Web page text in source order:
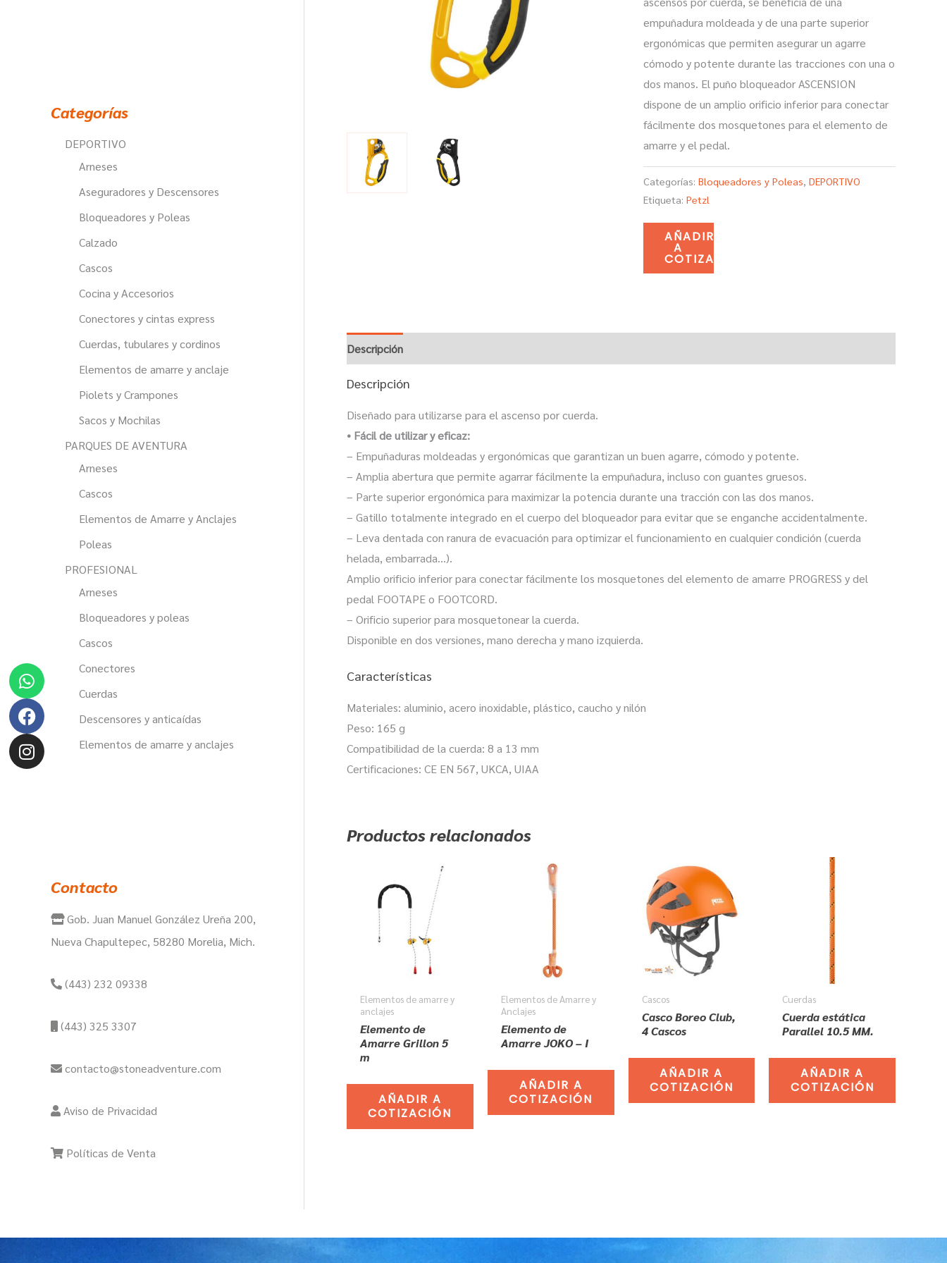
Whatsapp
Facebook
Instagram
Categorías
DEPORTIVO
Arneses
Aseguradores y Descensores
Bloqueadores y Poleas
Calzado
Cascos
Cocina y Accesorios
Conectores y cintas express
Cuerdas, tubulares y cordinos
Elementos de amarre y anclaje
Piolets y Crampones
Sacos y Mochilas
PARQUES DE AVENTURA
Arneses
Cascos
Elementos de Amarre y Anclajes
Poleas
PROFESIONAL
Arneses
Bloqueadores y poleas
Cascos
Conectores
Cuerdas
Descensores y anticaídas
Elementos de amarre y anclajes
Contacto
Gob. Juan Manuel González Ureña 200,
Nueva Chapultepec, 58280 Morelia, Mich.
(443) 232 09338
(443) 325 3307
contacto@stoneadventure.com
Aviso de Privacidad
Políticas de Venta
empuñadura moldeada y de una parte superior
ergonómicas que permiten asegurar un agarre
cómodo y potente durante las tracciones con una o
dos manos. El puño bloqueador ASCENSION
dispone de un amplio orificio inferior para conectar
fácilmente dos mosquetones para el elemento de
amarre y el pedal.
Categorías: Bloqueadores y Poleas, DEPORTIVO
Etiqueta: Petzl
AÑADIR
A
COTIZACIÓN
Descripción
Descripción
Diseñado para utilizarse para el ascenso por cuerda.
• Fácil de utilizar y eficaz:
– Empuñaduras moldeadas y ergonómicas que garantizan un buen agarre, cómodo y potente.
– Amplia abertura que permite agarrar fácilmente la empuñadura, incluso con guantes gruesos.
– Parte superior ergonómica para maximizar la potencia durante una tracción con las dos manos.
– Gatillo totalmente integrado en el cuerpo del bloqueador para evitar que se enganche accidentalmente.
– Leva dentada con ranura de evacuación para optimizar el funcionamiento en cualquier condición (cuerda
helada, embarrada…).
Amplio orificio inferior para conectar fácilmente los mosquetones del elemento de amarre PROGRESS y del
pedal FOOTAPE o FOOTCORD.
– Orificio superior para mosquetonear la cuerda.
Disponible en dos versiones, mano derecha y mano izquierda.
Características
Materiales: aluminio, acero inoxidable, plástico, caucho y nilón
Peso: 165 g
Compatibilidad de la cuerda: 8 a 13 mm
Certificaciones: CE EN 567, UKCA, UIAA
Productos relacionados
Elementos de amarre y
anclajes
Elemento de
Amarre Grillon 5
m
AÑADIR A
COTIZACIÓN
Elementos de Amarre y
Anclajes
Elemento de
Amarre JOKO – I
AÑADIR A
COTIZACIÓN
Cascos
Casco Boreo Club,
4 Cascos
AÑADIR A
COTIZACIÓN
Cuerdas
Cuerda estática
Parallel 10.5 MM.
AÑADIR A
COTIZACIÓN